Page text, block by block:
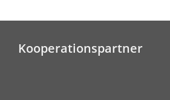
Kooperationspartner